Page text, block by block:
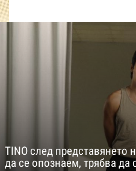
TINO след представянето
да се опознаем, трябва да